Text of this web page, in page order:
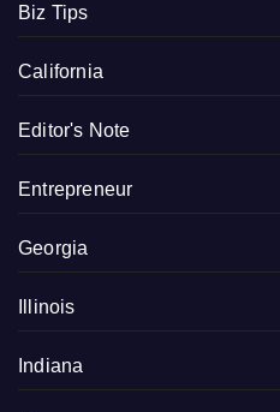
Biz Tips
California
Editor's Note
Entrepreneur
Georgia
Illinois
Indiana